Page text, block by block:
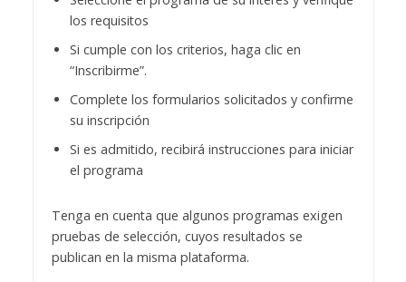
los requisitos
Si cumple con los criterios, haga clic en
“Inscribirme”.
Complete los formularios solicitados y confirme
su inscripción
Si es admitido, recibirá instrucciones para iniciar
el programa
Tenga en cuenta que algunos programas exigen
pruebas de selección, cuyos resultados se
publican en la misma plataforma.